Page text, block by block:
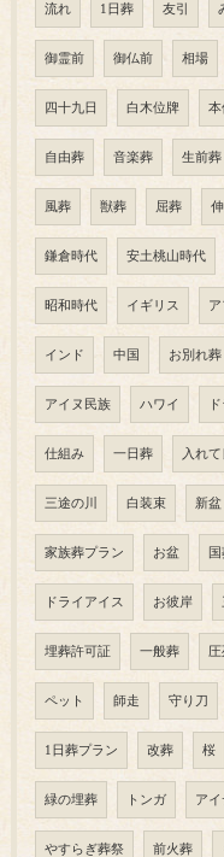
流れ 1日葬 友引
御霊前 御仏前 相場
四十九日 白木位牌 本
自由葬 音楽葬 生前葬
風葬 獣葬 屈葬
鎌倉時代 安土桃山時代
昭和時代 イギリス ア
インド 中国 お別れ葬
アイヌ民族 ハワイ
仕組み 一日葬 入れ
三途の川 白装束 新盆
家族葬プラン お盆
ドライアイス お彼岸
埋葬許可証 一般葬
ペット 師走 守り刀
1日葬プラン 改葬 桜
緑の埋葬 トンガ アイ
やすらぎ葬祭 前火葬